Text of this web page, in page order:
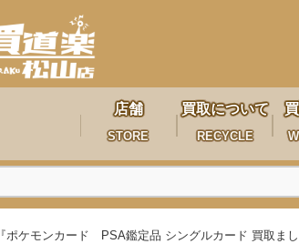
店舗
STORE
買取について
RECYCLE
『ポケモンカード PSA鑑定品 シングルカード 買取ま